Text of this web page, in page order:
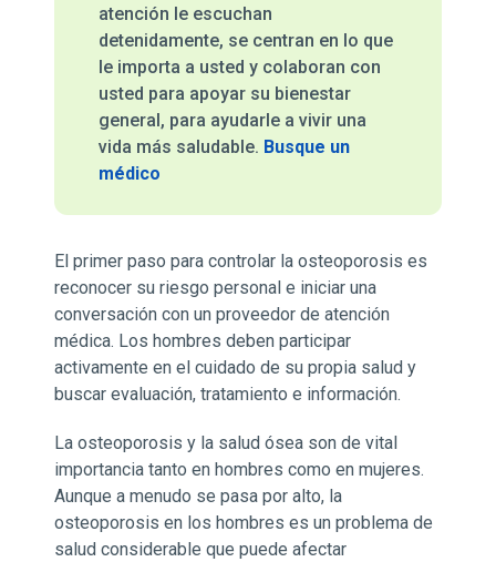
atención le escuchan
detenidamente, se centran en lo que
le importa a usted y colaboran con
usted para apoyar su bienestar
general, para ayudarle a vivir una
vida más saludable. Busque un
médico
El primer paso para controlar la osteoporosis es
reconocer su riesgo personal e iniciar una
conversación con un proveedor de atención
médica. Los hombres deben participar
activamente en el cuidado de su propia salud y
buscar evaluación, tratamiento e información.
La osteoporosis y la salud ósea son de vital
importancia tanto en hombres como en mujeres.
Aunque a menudo se pasa por alto, la
osteoporosis en los hombres es un problema de
salud considerable que puede afectar